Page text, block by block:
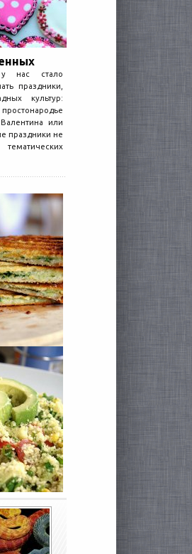
нас стало
праздники,
культур:
или
праздники не